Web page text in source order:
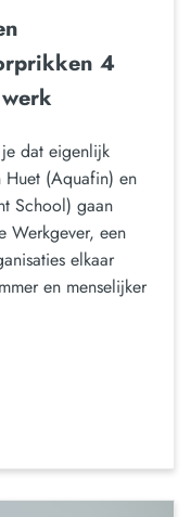
4
dat eigenlijk
(Aquafin) en
School) gaan
Werkgever, een
elkaar
en menselijker